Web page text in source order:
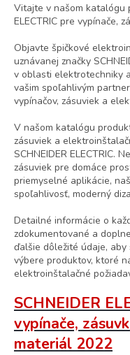
Vitajte v našom katalógu
ELECTRIC pre vypínače,
Objavte špičkové
uznávanej značky
v oblasti elektrotechniky a
vašim spoľahlivým
vypínačov, zásuviek a
V našom katalógu
zásuviek a
SCHNEIDER ELECTRIC.
zásuviek pre domáce
priemyselné aplikácie,
spoľahlivosť, moderný
Detailné informácie o
zdokumentované a
ďalšie dôležité údaje,
výbere produktov, ktoré
elektroinštalačné
SCHNEIDER
vypínače,
materiál 2022